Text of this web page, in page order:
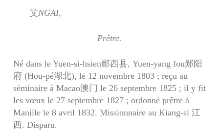
艾NGAI,
Prêtre.
Né dans le Yuen-si-hsien郧西县, Yuen-yang fou郧阳
府 (Hou-pé湖北), le 12 novembre 1803 ; reçu au
séminaire à Macao澳门 le 26 septembre 1825 ; il y fit
les vœux le 27 septembre 1827 ; ordonné prêtre à
Manille le 8 avril 1832. Missionnaire au Kiang-si 江
西. Disparu.